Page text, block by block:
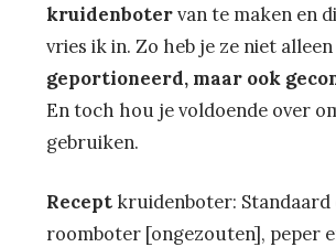
kruidenbotervan te maken en
vries ik in. Zo heb je ze niet alleen
geportioneerd, maar ook
En toch hou je voldoende over
gebruiken.
Recept kruidenboter: Standaard
roomboter [ongezouten], peper